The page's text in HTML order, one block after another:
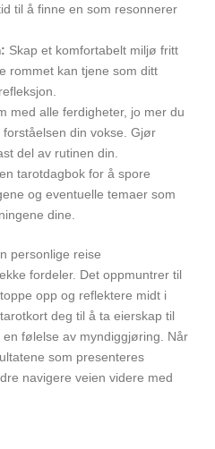
til å finne en som resonnerer
Skap et komfortabelt miljø fritt
rommet kan tjene som ditt
med alle ferdigheter, jo mer du
din vokse. Gjør
del av rutinen din.
tarotdagbok for å spore
og eventuelle temaer som
dine.
personlige reise
fordeler. Det oppmuntrer til
opp og reflektere midt i
deg til å ta eierskap til
følelse av myndiggjøring. Når
som presenteres
navigere veien videre med